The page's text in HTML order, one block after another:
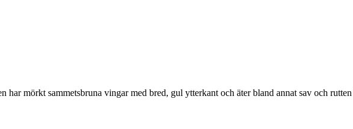
har mörkt sammetsbruna vingar med bred, gul ytterkant och äter bland annat sav och